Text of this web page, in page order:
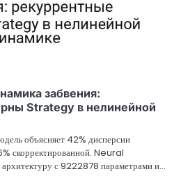
забвения:
Strategy в нелинейной
объясняет 42% дисперсии
скорректированной. Neural
с 9222878 параметрами и…